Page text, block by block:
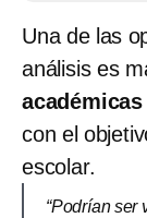
Una de las
análisis es
con el
escolar.
“Podrían ser